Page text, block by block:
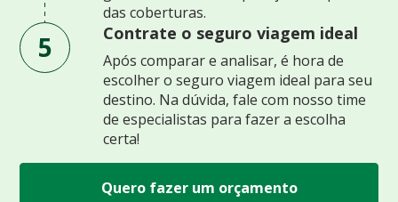
das coberturas.
5 Contrate o seguro viagem ideal
Após comparar e analisar, é hora de
escolher o seguro viagem ideal para seu
destino. Na dúvida, fale com nosso time
de especialistas para fazer a escolha
certa!
Quero fazer um orçamento